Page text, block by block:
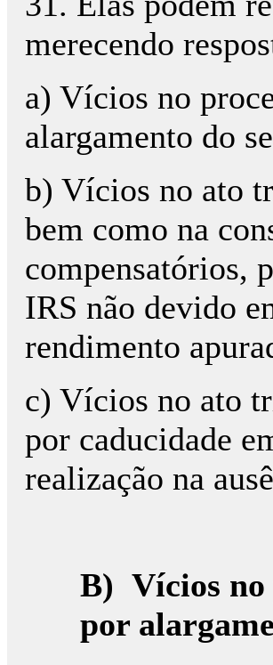
merecendo
a) Vícios no
alargamento do
b) Vícios no ato
bem como na
compensatórios,
IRS não devido
rendimento
c) Vícios no ato
por caducidade
realização na
B) Vícios
por